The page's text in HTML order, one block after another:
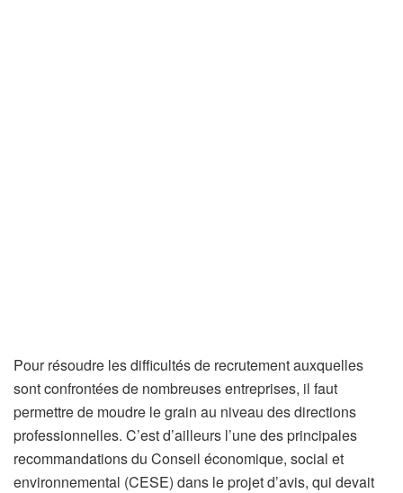
Pour résoudre les difficultés de recrutement auxquelles
sont confrontées de nombreuses entreprises, il faut
permettre de moudre le grain au niveau des directions
professionnelles. C’est d’ailleurs l’une des principales
recommandations du Conseil économique, social et
environnemental (CESE) dans le projet d’avis, qui devait